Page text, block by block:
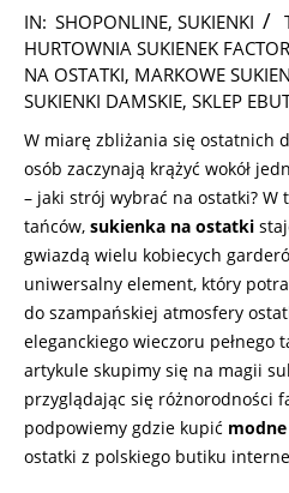
2026-
02-
17
IN: SHOPONLINE, SUKIENKI
HURTOWNIA SUKIENEK
NA OSTATKI, MARKOWE
SUKIENKI DAMSKIE, SKLEP
W miarę zbliżania się ostatnich
osób zaczynają krążyć wokół
– jaki strój wybrać na ostatki? W
tańców, sukienka na ostatki
gwiazdą wielu kobiecych
uniwersalny element, który
do szampańskiej atmosfery
eleganckiego wieczoru pełnego
artykule skupimy się na magii
przyglądając się różnorodności
podpowiemy gdzie kupić
ostatki z polskiego butiku